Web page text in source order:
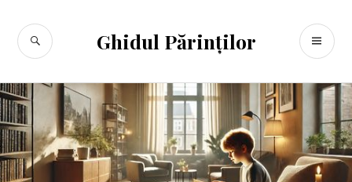
conținut
Ghidul Părinților
CĂUTARE